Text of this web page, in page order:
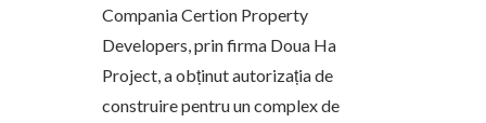
Compania Certion Property
Developers, prin firma Doua Ha
Project, a obținut autorizația de
construire pentru un complex de